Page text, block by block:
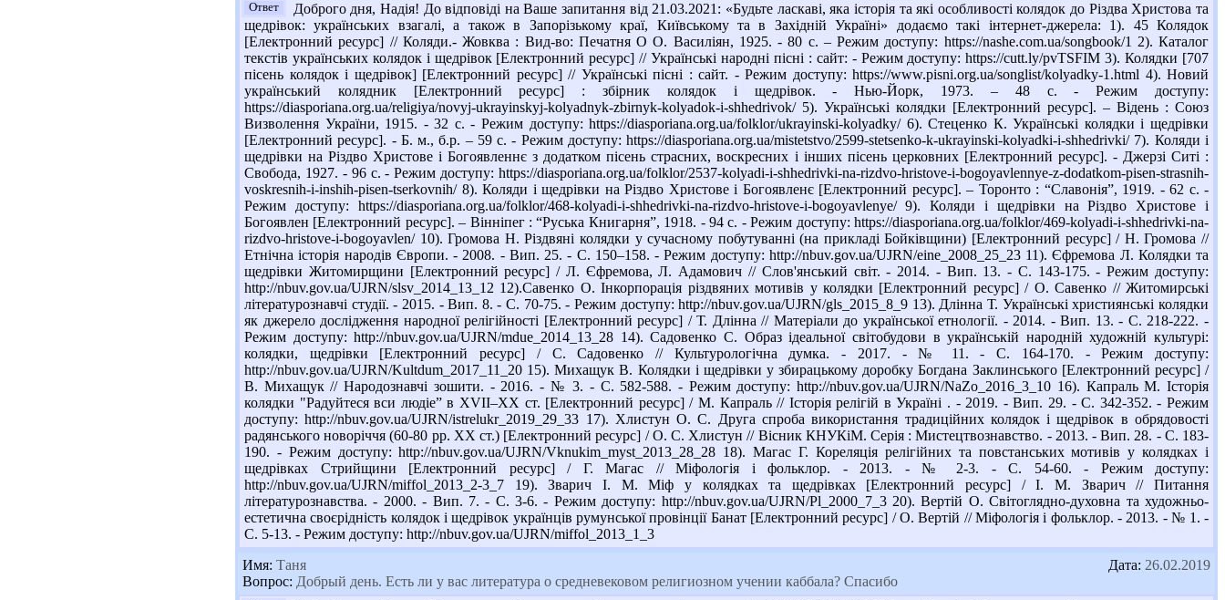
Ответ
Доброго дня, Надія! До відповіді на Ваше запитання від 21.03.2021: «Будьте ласкаві, яка історія та які особливості колядок до Різдва Христова та
щедрівок: українських взагалі, а також в Запорізькому краї, Київському та в Західній Україні» додаємо такі інтернет-джерела: 1). 45 Колядок
[Електронний ресурс] // Коляди.- Жовква : Вид-во: Печатня О О. Василіян, 1925. - 80 с. – Режим доступу: https://nashe.com.ua/songbook/1 2). Каталог
текстів українських колядок і щедрівок [Електронний ресурс] // Українські народні пісні : сайт: - Режим доступу: https://cutt.ly/pvTSFIM 3). Колядки [707
пісень колядок і щедрівок] [Електронний ресурс] // Українські пісні : сайт. - Режим доступу: https://www.pisni.org.ua/songlist/kolyadky-1.html 4). Новий
український колядник [Електронний ресурс] : збірник колядок і щедрівок. - Нью-Йорк, 1973. – 48 с. - Режим доступу:
https://diasporiana.org.ua/religiya/novyj-ukrayinskyj-kolyadnyk-zbirnyk-kolyadok-i-shhedrivok/ 5). Українські колядки [Електронний ресурс]. – Відень : Союз
Визволення України, 1915. - 32 с. - Режим доступу: https://diasporiana.org.ua/folklor/ukrayinski-kolyadky/ 6). Стеценко К. Українські колядки і щедрівки
[Електронний ресурс]. - Б. м., б.р. – 59 с. - Режим доступу: https://diasporiana.org.ua/mistetstvo/2599-stetsenko-k-ukrayinski-kolyadki-i-shhedrivki/ 7). Коляди і
щедрівки на Різдво Христове і Богоявленнє з додатком пісень страсних, воскресних і інших пісень церковних [Електронний ресурс]. - Джерзі Ситі :
Свобода, 1927. - 96 с. - Режим доступу: https://diasporiana.org.ua/folklor/2537-kolyadi-i-shhedrivki-na-rizdvo-hristove-i-bogoyavlennye-z-dodatkom-pisen-strasnih-
voskresnih-i-inshih-pisen-tserkovnih/ 8). Коляди і щедрівки на Різдво Христове і Богоявленє [Електронний ресурс]. – Торонто : “Славонія”, 1919. - 62 с. -
Режим доступу: https://diasporiana.org.ua/folklor/468-kolyadi-i-shhedrivki-na-rizdvo-hristove-i-bogoyavlenye/ 9). Коляди і щедрівки на Різдво Христове і
Богоявлен [Електронний ресурс]. – Вінніпег : “Руська Книгарня”, 1918. - 94 с. - Режим доступу: https://diasporiana.org.ua/folklor/469-kolyadi-i-shhedrivki-na-
rizdvo-hristove-i-bogoyavlen/ 10). Громова Н. Різдвяні колядки у сучасному побутуванні (на прикладі Бойківщини) [Електронний ресурс] / Н. Громова //
Етнічна історія народів Європи. - 2008. - Вип. 25. - С. 150–158. - Режим доступу: http://nbuv.gov.ua/UJRN/eine_2008_25_23 11). Єфремова Л. Колядки та
щедрівки Житомирщини [Електронний ресурс] / Л. Єфремова, Л. Адамович // Слов'янський світ. - 2014. - Вип. 13. - С. 143-175. - Режим доступу:
http://nbuv.gov.ua/UJRN/slsv_2014_13_12 12).Савенко О. Інкорпорація різдвяних мотивів у колядки [Електронний ресурс] / О. Савенко // Житомирські
літературознавчі студії. - 2015. - Вип. 8. - С. 70-75. - Режим доступу: http://nbuv.gov.ua/UJRN/gls_2015_8_9 13). Длінна Т. Українські християнські колядки
як джерело дослідження народної релігійності [Електронний ресурс] / Т. Длінна // Матеріали до української етнології. - 2014. - Вип. 13. - С. 218-222. -
Режим доступу: http://nbuv.gov.ua/UJRN/mdue_2014_13_28 14). Садовенко С. Образ ідеальної світобудови в українській народній художній культурі:
колядки, щедрівки [Електронний ресурс] / С. Садовенко // Культурологічна думка. - 2017. - № 11. - С. 164-170. - Режим доступу:
http://nbuv.gov.ua/UJRN/Kultdum_2017_11_20 15). Михащук В. Колядки і щедрівки у збирацькому доробку Богдана Заклинського [Електронний ресурс] /
В. Михащук // Народознавчі зошити. - 2016. - № 3. - С. 582-588. - Режим доступу: http://nbuv.gov.ua/UJRN/NaZo_2016_3_10 16). Капраль М. Історія
колядки "Радуйтеся вси людіе” в XVII–XX ст. [Електронний ресурс] / М. Капраль // Історія релігій в Україні . - 2019. - Вип. 29. - С. 342-352. - Режим
доступу: http://nbuv.gov.ua/UJRN/istrelukr_2019_29_33 17). Хлистун О. С. Друга спроба використання традиційних колядок і щедрівок в обрядовості
радянського новоріччя (60-80 рр. ХХ ст.) [Електронний ресурс] / О. С. Хлистун // Вісник КНУКіМ. Серія : Мистецтвознавство. - 2013. - Вип. 28. - С. 183-
190. - Режим доступу: http://nbuv.gov.ua/UJRN/Vknukim_myst_2013_28_28 18). Магас Г. Кореляція релігійних та повстанських мотивів у колядках і
щедрівках Стрийщини [Електронний ресурс] / Г. Магас // Міфологія і фольклор. - 2013. - № 2-3. - С. 54-60. - Режим доступу:
http://nbuv.gov.ua/UJRN/miffol_2013_2-3_7 19). Зварич І. М. Міф у колядках та щедрівках [Електронний ресурс] / І. М. Зварич // Питання
літературознавства. - 2000. - Вип. 7. - С. 3-6. - Режим доступу: http://nbuv.gov.ua/UJRN/Pl_2000_7_3 20). Вертій О. Світоглядно-духовна та художньо-
естетична своєрідність колядок і щедрівок українців румунської провінції Банат [Електронний ресурс] / О. Вертій // Міфологія і фольклор. - 2013. - № 1. -
С. 5-13. - Режим доступу: http://nbuv.gov.ua/UJRN/miffol_2013_1_3
Дата: 26.02.2019
Имя: Таня
Вопрос: Добрый день. Есть ли у вас литература о средневековом религиозном учении каббала? Спасибо